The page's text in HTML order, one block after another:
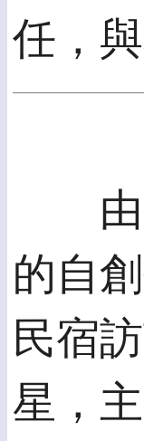
任，
由冰
的自
民宿
星，